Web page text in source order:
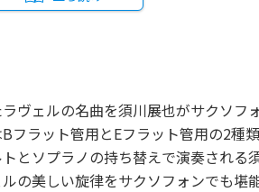
ヴェルの名曲を須川展也がサクソフ
フラット管用とEフラット管用の2
とソプラノの持ち替えで演奏され
の美しい旋律をサクソフォンでも堪